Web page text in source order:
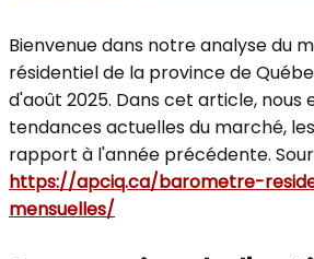
Bienvenue dans notre analyse du
résidentiel de la province de
d'août 2025. Dans cet article, nous
tendances actuelles du marché,
rapport à l'année précédente.
https://apciq.ca/barometre-
mensuelles/